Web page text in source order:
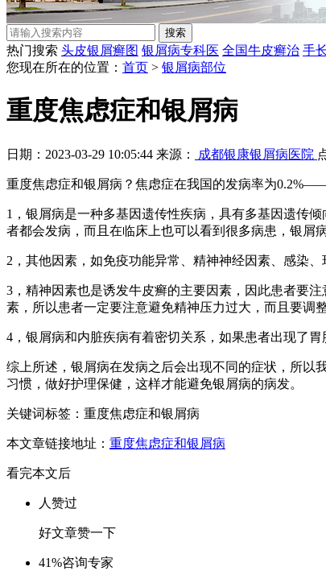
热门搜索 头皮银屑癣图 银屑病专科医 全国牛皮癣治 手
您现在所在的位置： 首页 > 银屑病部位
重度焦虑症和银屑病
日期：2023-03-29 10:05:44 来源： 成都银康银屑病医院
重度焦虑症和银屑病？焦虑症在我国的发病率为
1，银屑病是一种多基因遗传性疾病，具有多基因遗传
者都会发病，而且在临床上也可以看到很多病患，银屑
2，其他因素，如免疫功能异常、精神神经因素、感染
3，精神因素也是诱发牛皮癣的主要因素，因此患者要
素，所以患者一定要注意避免精神压力过大，而且要调
4，银屑病和内脏疾病有着密切关系，如果患者出现了
综上所述，银屑病在发病之后会出现不同的症状，所以
习惯，做好护理保健，这样才能避免银屑病的病发。
关键词标签：重度焦虑症和银屑病
本文章链接地址： 重度焦虑症和银屑病
看完本文后
人赞过
好文章赞一下
41%咨询专家